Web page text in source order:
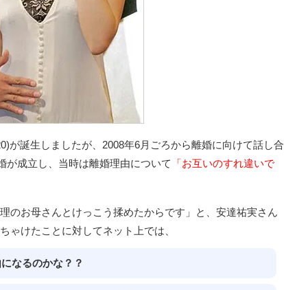
が誕生しましたが、2008年6月ごろから離婚に向けて話し合
が成立し、当時は離婚理由について
「お互いのすれ違いで
のお母さんとけっこう揉めたからです」と、安達祐実さん
ゃけたことに対してネット上では、
なるのかな？？